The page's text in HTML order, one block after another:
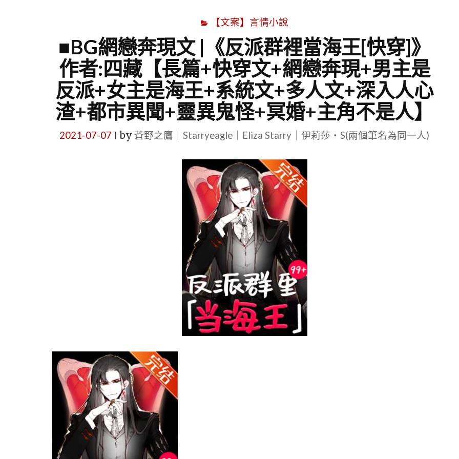
【文案】言情小說
■BG網戀奔現文 |《反派群裡當海王[快穿]》
作者:四藏【長篇+快穿文+網戀奔現+男主是
反派+女主是海王+系統文+多人文+深入人心
渣+都市異聞+靈異鬼怪+冥婚+主角不是人】
2021-07-07 by 蒼野之鷹｜Starryeagle｜Eliza Starry｜伊莉莎・S(兩個筆名為同一人)